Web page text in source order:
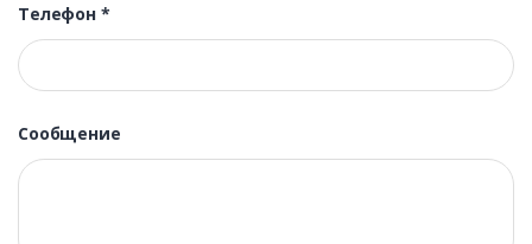
Телефон *
Сообщение